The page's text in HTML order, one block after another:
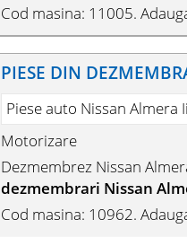
Cod masina: 11005.
PIESE DIN
Piese auto Nissan Almera
Motorizare
Dezmembrez Nissan
dezmembrari Nissan
Cod masina: 10962.